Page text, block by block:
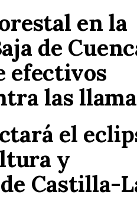
en la
de
efectivos
las
el
y
Castilla-